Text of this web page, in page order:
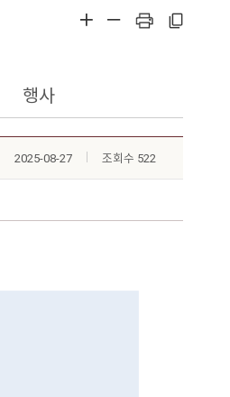
행사
2025-08-27 조회수 522